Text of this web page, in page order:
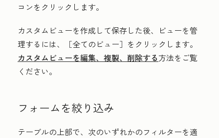
コンをクリックします。
カスタムビューを作成して保存した後、ビューを管
理するには、
［全てのビュー］をクリックします。
カスタムビューを編集、複製、削除する方法をご覧
ください。
フォームを絞り込み
テーブルの上部で、次のいずれかのフィルターを適